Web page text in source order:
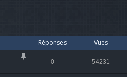
Réponses Vues
0 54231